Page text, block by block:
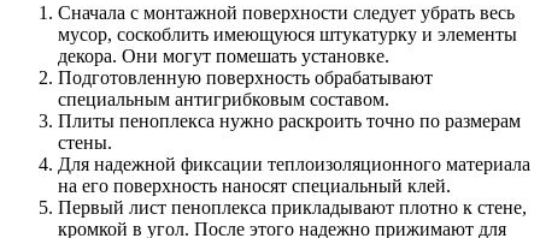
Сначала с монтажной поверхности следует убрать весь
мусор, соскоблить имеющуюся штукатурку и элементы
декора. Они могут помешать установке.
Подготовленную поверхность обрабатывают
специальным антигрибковым составом.
Плиты пеноплекса нужно раскроить точно по размерам
стены.
Для надежной фиксации теплоизоляционного материала
на его поверхность наносят специальный клей.
Первый лист пеноплекса прикладывают плотно к стене,
кромкой в угол. После этого надежно прижимают для